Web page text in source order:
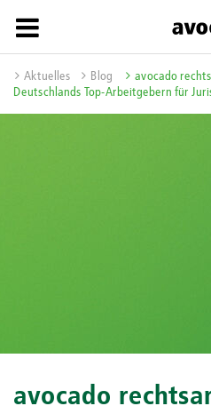
Aktuelles Blog
avocado
Deutschlands Top-Arbeitgebern für
avocado